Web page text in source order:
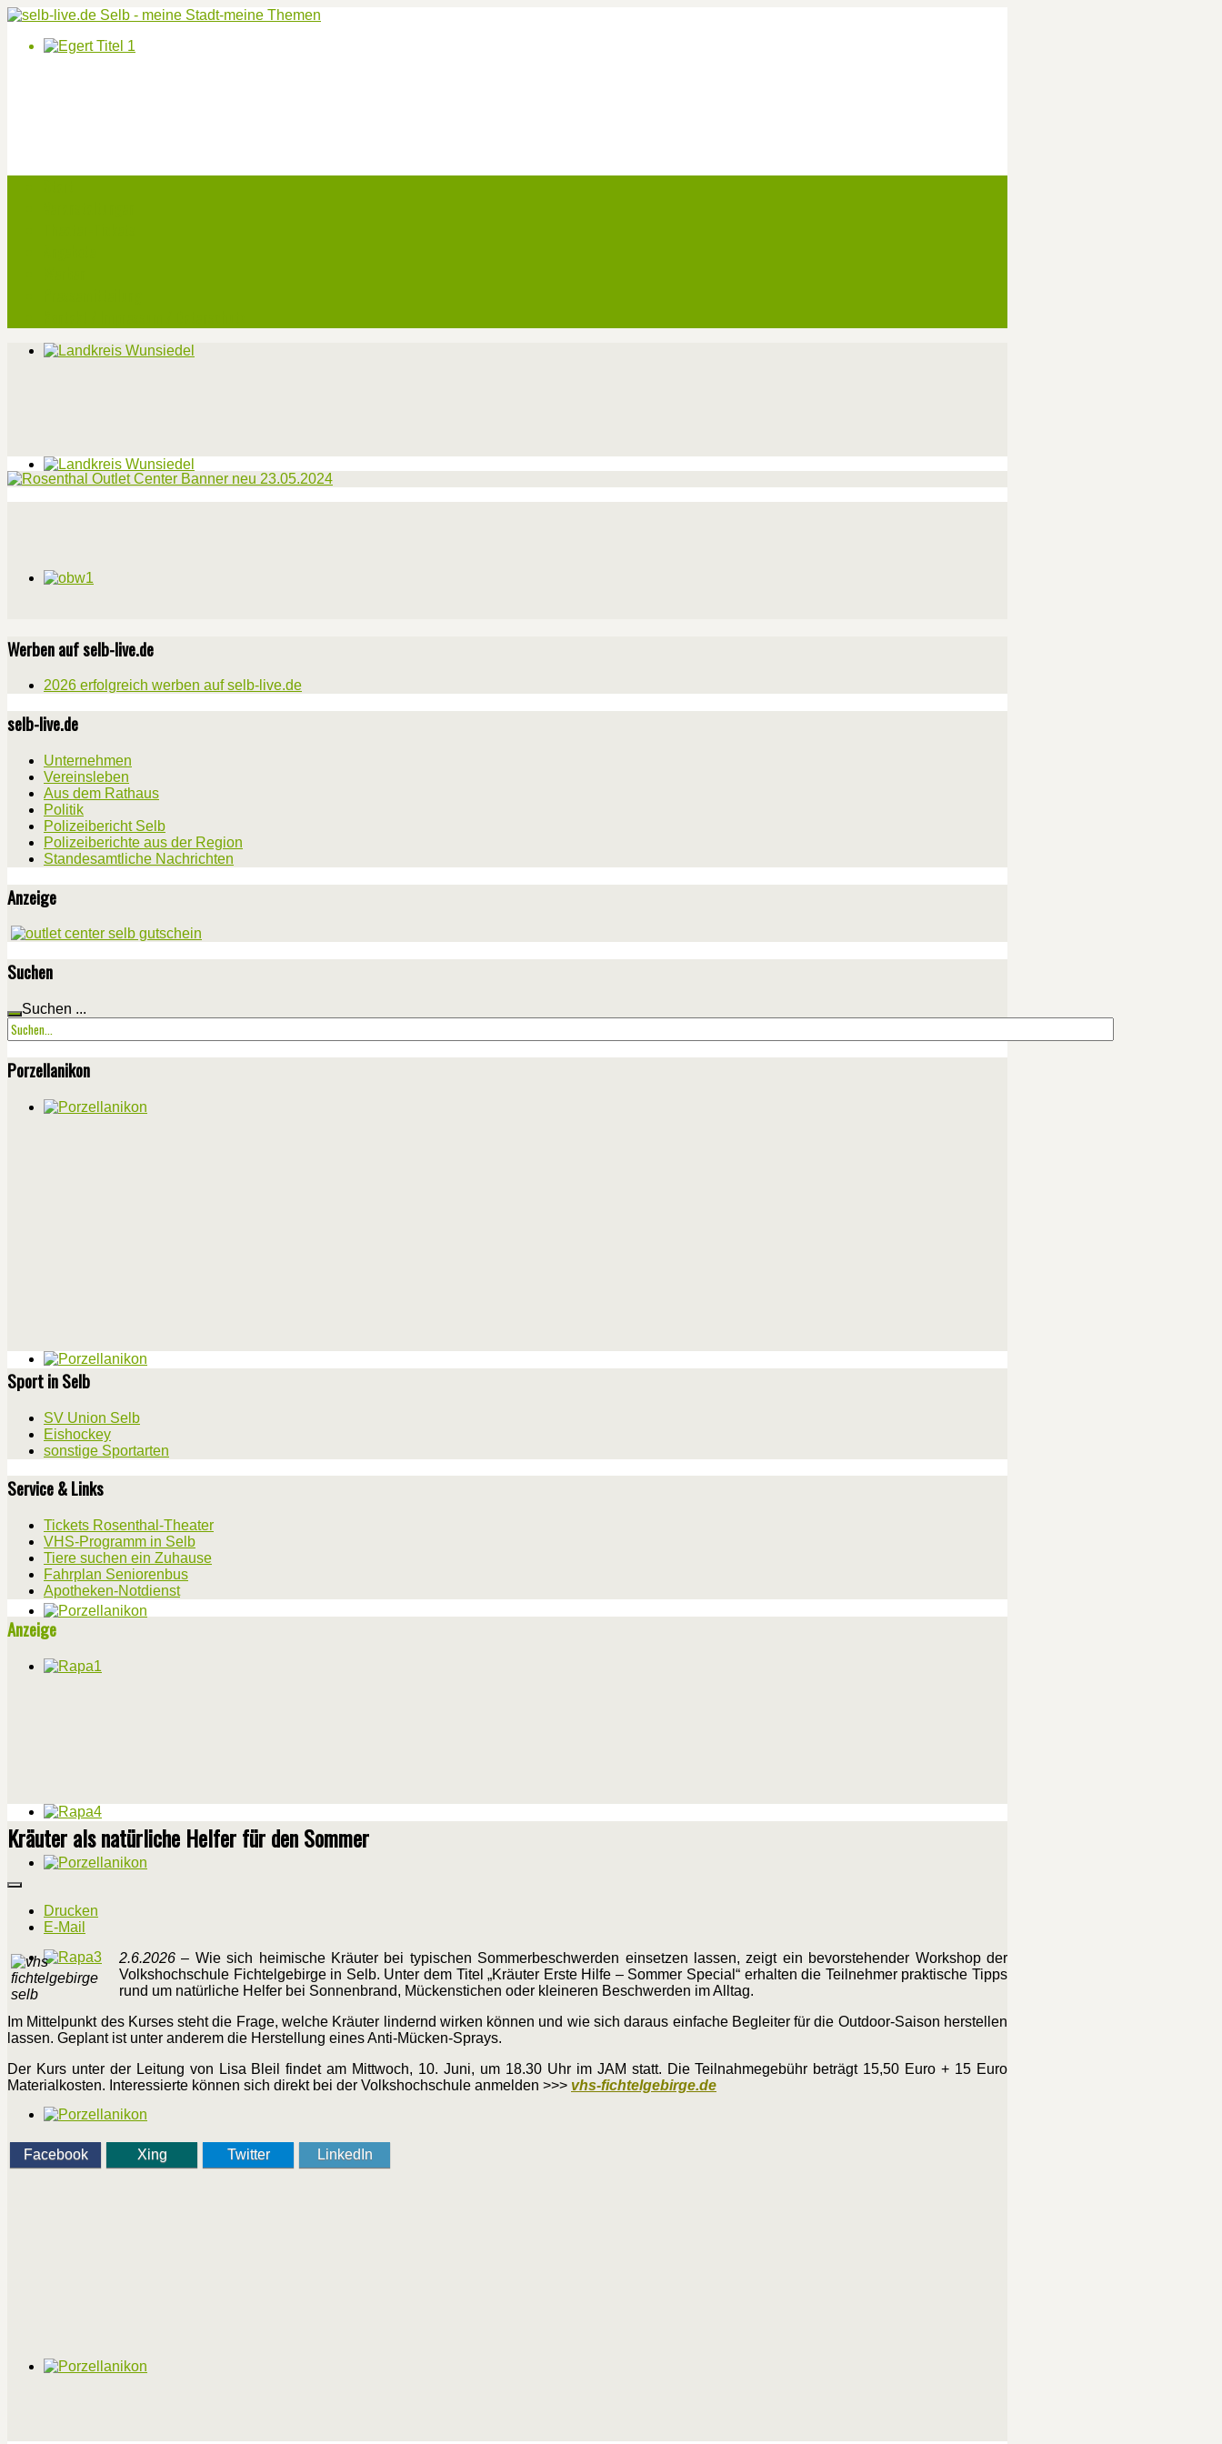
Werben auf selb-live.de
2026 erfolgreich werben auf selb-live.de
selb-live.de
Unternehmen
Vereinsleben
Aus dem Rathaus
Politik
Polizeibericht Selb
Polizeiberichte aus der Region
Standesamtliche Nachrichten
Anzeige
Suchen
Suchen ...
Porzellanikon
Sport in Selb
SV Union Selb
Eishockey
sonstige Sportarten
Service & Links
Tickets Rosenthal-Theater
VHS-Programm in Selb
Tiere suchen ein Zuhause
Fahrplan Seniorenbus
Apotheken-Notdienst
Anzeige
Kräuter als natürliche Helfer für den Sommer
Drucken
E-Mail
2.6.2026 – Wie sich heimische Kräuter bei typischen Sommerbeschwerden einsetzen lassen, zeigt ein bevorstehender Workshop der
Volkshochschule Fichtelgebirge in Selb. Unter dem Titel „Kräuter Erste Hilfe – Sommer Special“ erhalten die Teilnehmer praktische Tipps
rund um natürliche Helfer bei Sonnenbrand, Mückenstichen oder kleineren Beschwerden im Alltag.
Im Mittelpunkt des Kurses steht die Frage, welche Kräuter lindernd wirken können und wie sich daraus einfache Begleiter für die Outdoor-Saison herstellen
lassen. Geplant ist unter anderem die Herstellung eines Anti-Mücken-Sprays.
Der Kurs unter der Leitung von Lisa Bleil findet am Mittwoch, 10. Juni, um 18.30 Uhr im JAM statt. Die Teilnahmegebühr beträgt 15,50 Euro + 15 Euro
Materialkosten. Interessierte können sich direkt bei der Volkshochschule anmelden >>> vhs-fichtelgebirge.de
Facebook Xing Twitter LinkedIn